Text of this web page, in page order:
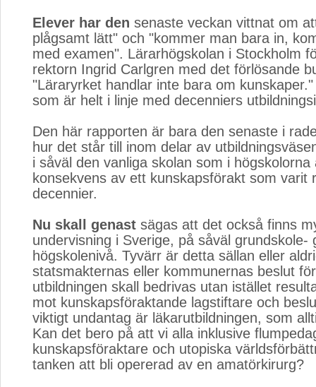
Elever har den senaste veckan vittnat om
plågsamt lätt" och "kommer man bara in,
med examen". Lärarhögskolan i Stockholm
rektorn Ingrid Carlgren med det förlösande
"Läraryrket handlar inte bara om
som är helt i linje med decenniers
Den här rapporten är bara den senaste i
hur det står till inom delar av
i såväl den vanliga skolan som i högskolorna
konsekvens av ett kunskapsförakt som varit
decennier.
Nu skall genast sägas att det också finns
undervisning i Sverige, på såväl grundskole-
högskolenivå. Tyvärr är detta sällan eller
statsmakternas eller kommunernas beslut
utbildningen skall bedrivas utan istället
mot kunskapsföraktande lagstiftare och
viktigt undantag är läkarutbildningen, som
Kan det bero på att vi alla inklusive
kunskapsföraktare och utopiska
tanken att bli opererad av en amatörkirurg?